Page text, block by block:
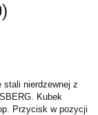
stali nierdzewnej z
Kubek
Przycisk w pozycji